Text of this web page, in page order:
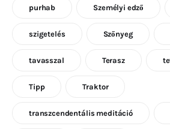
purhab Személyi edző
szigetelés Szőnyeg
tavasszal Terasz
Tipp Traktor
transzcendentális meditáció